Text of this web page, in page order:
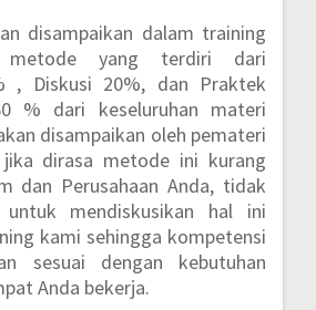
disampaikan dalam training
metode yang terdiri dari
, Diskusi 20%, dan Praktek
% dari keseluruhan materi
disampaikan oleh pemateri
dirasa metode ini kurang
dan Perusahaan Anda, tidak
untuk mendiskusikan hal ini
kami sehingga kompetensi
sesuai dengan kebutuhan
Anda bekerja.